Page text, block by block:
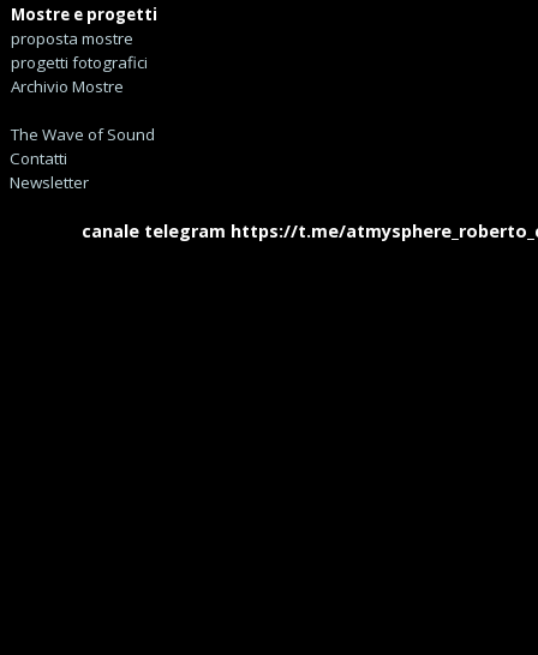
Mostre e progetti
proposta mostre
progetti fotografici
Archivio Mostre
The Wave of Sound
Contatti
Newsletter
canale telegram https://t.me/